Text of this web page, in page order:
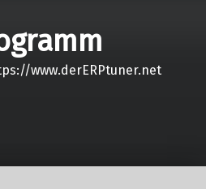
www.derERPtuner.net